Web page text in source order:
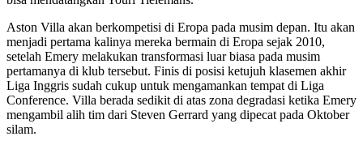
Aston Villa akan berkompetisi di Eropa pada musim depan. Itu akan
menjadi pertama kalinya mereka bermain di Eropa sejak 2010,
setelah Emery melakukan transformasi luar biasa pada musim
pertamanya di klub tersebut. Finis di posisi ketujuh klasemen akhir
Liga Inggris sudah cukup untuk mengamankan tempat di Liga
Conference. Villa berada sedikit di atas zona degradasi ketika Emery
mengambil alih tim dari Steven Gerrard yang dipecat pada Oktober
silam.